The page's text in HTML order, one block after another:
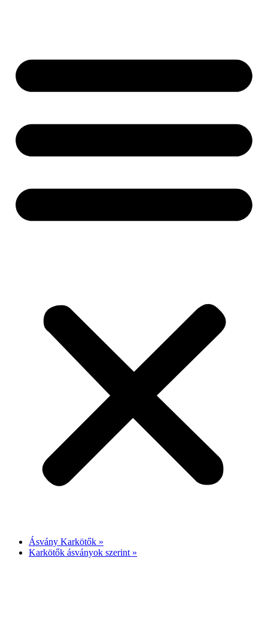
Ásvány Karkötők »
Karkötők ásványok szerint »